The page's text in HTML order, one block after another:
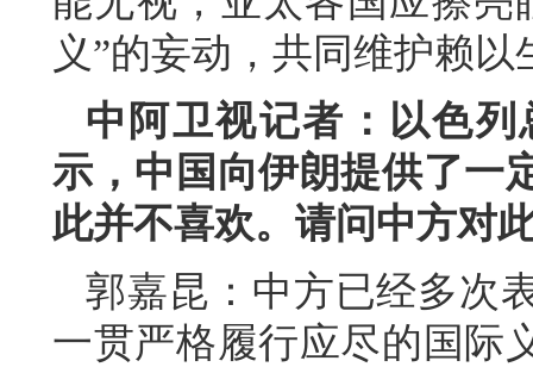
义”的妄动，共同维护赖
中阿卫视记者：以色
示，中国向伊朗提供了一
此并不喜欢。请问中方对
郭嘉昆：中方已经多次
一贯严格履行应尽的国际